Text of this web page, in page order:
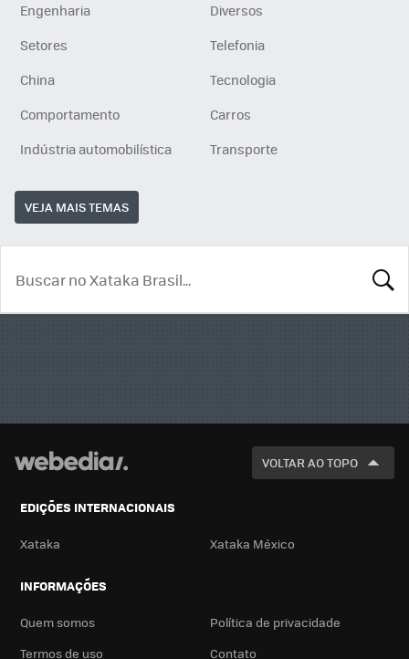
Engenharia
Diversos
Setores
Telefonia
China
Tecnologia
Comportamento
Carros
Indústria automobilística
Transporte
VEJA MAIS TEMAS
VOLTAR AO TOPO
EDIÇÕES INTERNACIONAIS
Xataka Xataka México
INFORMAÇÕES
Quem somos
Política de privacidade
Termos de uso
Contato